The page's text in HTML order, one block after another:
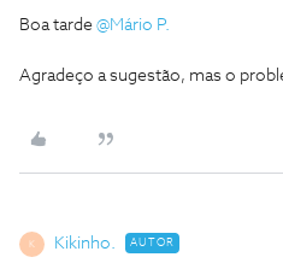
Boa tarde @Mário P.
Agradeço a sugestão, mas o
K Kikinho. AUTOR